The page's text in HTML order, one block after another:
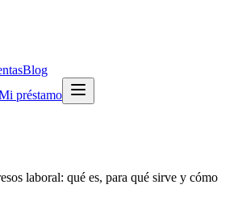
Blog
préstamo
laboral: qué es, para qué sirve y cómo